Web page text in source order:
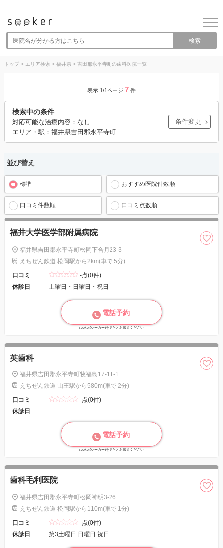
検索
トップ> エリア検索> 福井県 > 吉田郡永平寺町の歯科医院一覧
表示 1/1ページ 7 件
検索中の条件
対応可能な治療内容：なし
エリア・駅：福井県吉田郡永平寺町
条件変更
並び替え
標準 おすすめ医院件数順
口コミ件数順 口コミ点数順
福井大学医学部附属病院
福井県吉田郡永平寺町松岡下合月23-3
えちぜん鉄道 松岡駅から2km(車で 5分)
口コミ
-点(0件)
休診日
土曜日・日曜日・祝日
電話予約
seeker(シーカー)を見たとお伝えください
英歯科
福井県吉田郡永平寺町牧福島17-11-1
えちぜん鉄道 山王駅から580m(車で 2分)
口コミ
-点(0件)
休診日
電話予約
seeker(シーカー)を見たとお伝えください
歯科毛利医院
福井県吉田郡永平寺町松岡神明3-26
えちぜん鉄道 松岡駅から110m(車で 1分)
口コミ
-点(0件)
休診日
第3土曜日 日曜日 祝日